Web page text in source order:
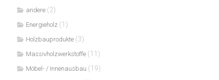
andere (2)
Energieholz (1)
Holzbauprodukte (3)
Massivholzwerkstoffe (11)
Möbel- / Innenausbau (19)